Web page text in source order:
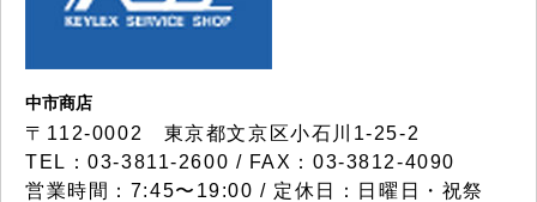
中市商店
〒112-0002 東京都文京区小石川1-25-2
TEL：03-3811-2600 / FAX：03-3812-4090
営業時間：7:45〜19:00 / 定休日：日曜日・祝祭